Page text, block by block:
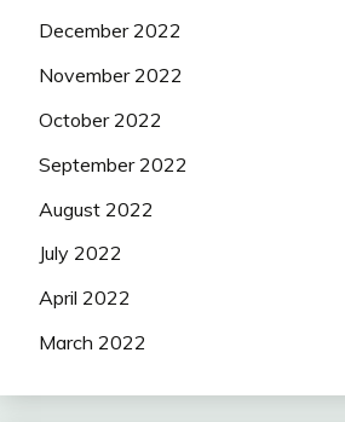
December 2022
November 2022
October 2022
September 2022
August 2022
July 2022
April 2022
March 2022